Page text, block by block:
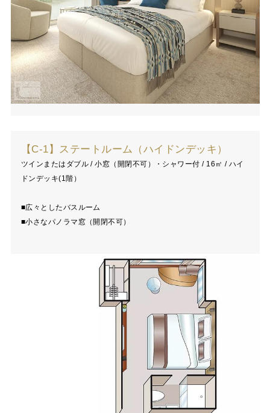
【C-1】ステートルーム（ハイドンデッキ）
ツインまたはダブル / 小窓（開閉不可）・シャワー付 / 16㎡ / ハイ
ドンデッキ(1階）
■広々としたバスルーム
■小さなパノラマ窓（開閉不可）